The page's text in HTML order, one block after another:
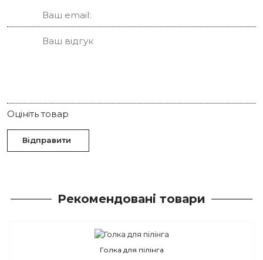
Оцініть товар
Відправити
Рекомендовані товари
Голка для пілінга